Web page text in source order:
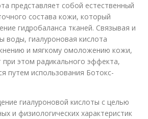
представляет собой естественный
состава кожи, который
гидробаланса тканей. Связывая и
воды, гиалуроновая кислота
и мягкому омоложению кожи,
при этом радикального эффекта,
путем использования Ботокс-
гиалуроновой кислоты с целью
и физиологических характеристик